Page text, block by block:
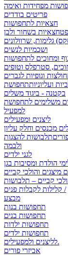
מפחידות ואימה
פריטים בודדים
חצאיות לתחפושות
חצאיות בשחור ולבן
גלימות, שרוולונים
ושכמיות לנשים
ומחוכים לתחפושות
סטרפלס וטופים
חולצות וגופיות לגברים
ועליוניותתחפושת
בקטנה - ביגוד משלים
משלימים לתחפושת
למפעיל
ליצנים ומפעילים
מכנסים וחלק עליון
תלבושות להצגות
ולבמה
לגני ילדים
הולדת ומסיבות בגן
מיצגים והולכי קביים
קביים – תלבושות
קלילות לקבלות פנים /
מבצע
תחפושות בנות
תחפושות בנים
תחפושות ילדות
תחפושות ילדים
לליצנים ולמפעילים.
אביזרי פורים